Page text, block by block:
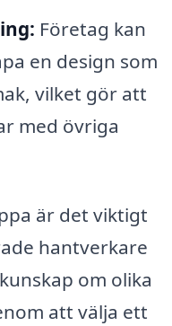
Företag kan
en design som
vilket gör att
med övriga
är det viktigt
hantverkare
om olika
att välja ett